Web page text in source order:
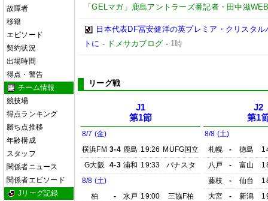
故障者
移籍
エピソード
契約状況
出場時間
得点・警告
チーム情報
競技場
得点ランキング
勝ち点推移
年齢構成
スタッフ
関係者ニュース
関係者エピソード
Jリーグ記録
「GELマガ」鹿島アントラーズ番記者・田中滋
日本代表DF冨安健洋の英プレミア・クリスタ
トに - ドメサカブログ - 1時
リーグ戦
J1
第1節
8/7 (金)
横浜FM 3-4 鹿島 19:26 MUFG国立
G大阪
4-3 浦和 19:33
パナスタ
8/8 (土)
柏
- 水戸 19:00
三協F柏
J2
第1
8/8 (土)
札幌
- 徳島
八戸
- 富山
藤枝
- 仙台
大宮
- 新潟